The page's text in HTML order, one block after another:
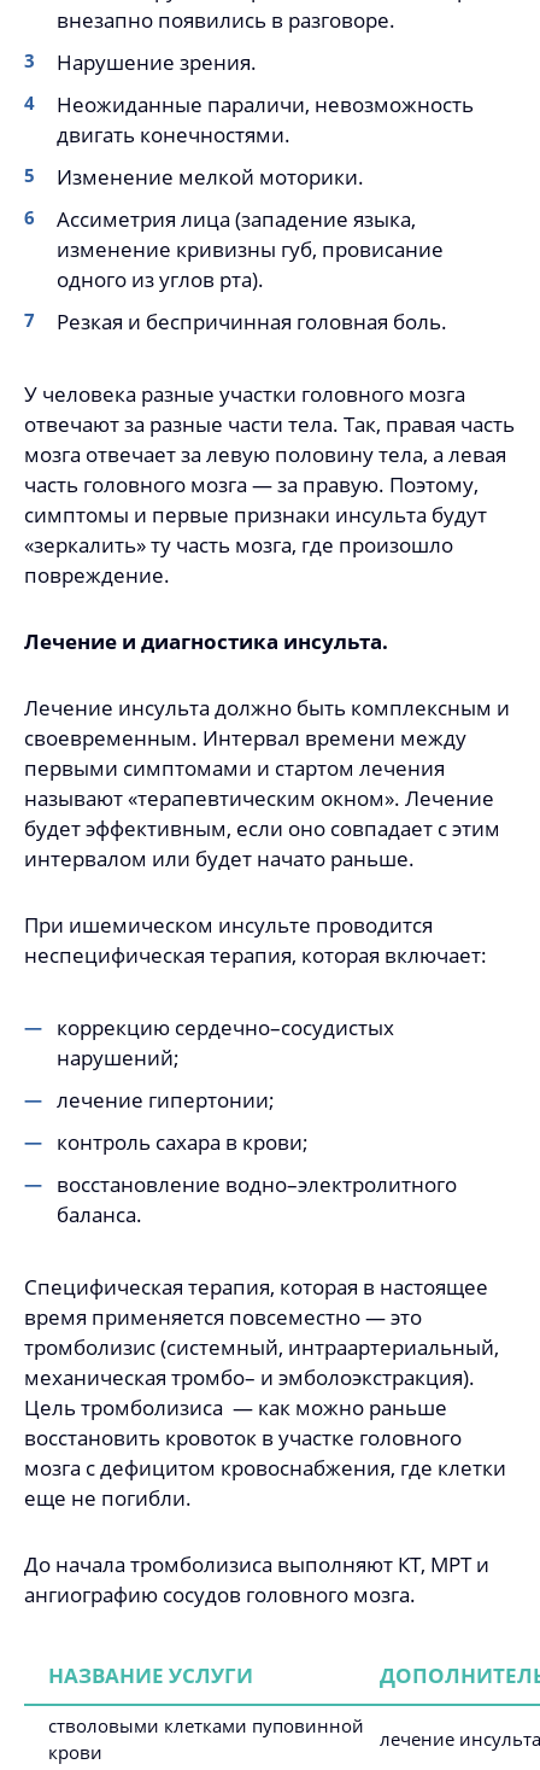
внезапно появились в разговоре.
Нарушение зрения.
Неожиданные параличи, невозможность
двигать конечностями.
Изменение мелкой моторики.
Ассиметрия лица (западение языка,
изменение кривизны губ, провисание
одного из углов рта).
Резкая и беспричинная головная боль.
У человека разные участки головного мозга
отвечают за разные части тела. Так, правая часть
мозга отвечает за левую половину тела, а левая
часть головного мозга — за правую. Поэтому,
симптомы и первые признаки инсульта будут
«зеркалить» ту часть мозга, где произошло
повреждение.
Лечение и диагностика инсульта.
Лечение инсульта должно быть комплексным и
своевременным. Интервал времени между
первыми симптомами и стартом лечения
называют «терапевтическим окном». Лечение
будет эффективным, если оно совпадает с этим
интервалом или будет начато раньше.
При ишемическом инсульте проводится
неспецифическая терапия, которая включает:
коррекцию сердечно–сосудистых
нарушений;
лечение гипертонии;
контроль сахара в крови;
восстановление водно–электролитного
баланса.
Специфическая терапия, которая в настоящее
время применяется повсеместно ― это
тромболизис (системный, интраартериальный,
механическая тромбо– и эмболоэкстракция).
Цель тромболизиса ― как можно раньше
восстановить кровоток в участке головного
мозга с дефицитом кровоснабжения, где клетки
еще не погибли.
До начала тромболизиса выполняют КТ, МРТ и
ангиографию сосудов головного мозга.
НАЗВАНИЕ УСЛУГИ
стволовыми клетками пуповинной
крови
лечение